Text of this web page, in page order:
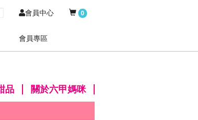
會員中心
會員專區
0
品 關於六甲媽咪